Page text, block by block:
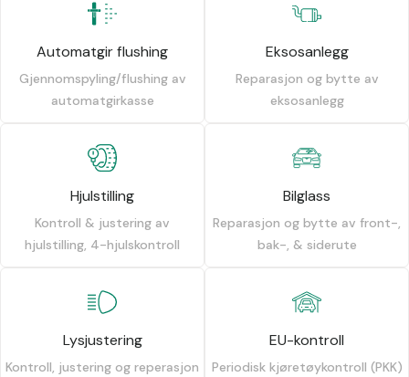
Automatgir flushing
Gjennomspyling/flushing av
automatgirkasse
Eksosanlegg
Reparasjon og bytte av
eksosanlegg
Hjulstilling
Kontroll & justering av
hjulstilling, 4-hjulskontroll
Bilglass
Reparasjon og bytte av front-,
bak-, & siderute
Lysjustering
Kontroll, justering og reperasjon
EU-kontroll
Periodisk kjøretøykontroll (PKK)